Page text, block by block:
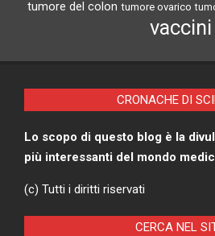
tumore del colon tumore ovarico
vaccini
CRONACHE DI
Lo scopo di questo blog è la
più interessanti del mondo
(c) Tutti i diritti riservati
CERCA NEL